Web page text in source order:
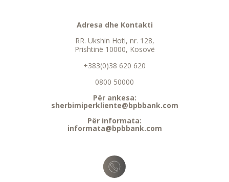
Adresa dhe Kontakti
RR. Ukshin Hoti, nr. 128,
Prishtinë 10000, Kosovë
+383(0)38 620 620
0800 50000
Për ankesa:
sherbimiperkliente@bpbbank.com
Për informata:
informata@bpbbank.com